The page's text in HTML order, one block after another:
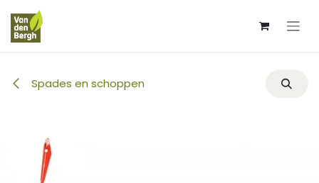
Overslaan naar inhoud
Spades en schoppen